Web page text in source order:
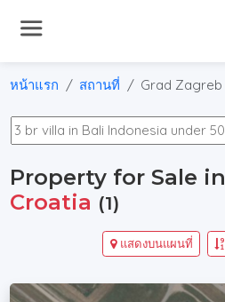
หน้าแรก สถานที่ Grad Zagreb
Property for Sale in
Croatia (1)
แสดงบนแผนที่